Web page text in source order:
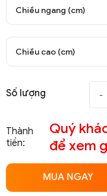
Chiều ngang (cm)
Chiều cao (cm)
Số lượng -
Thành
tiền:
Quý
để xem
MUA NGAY